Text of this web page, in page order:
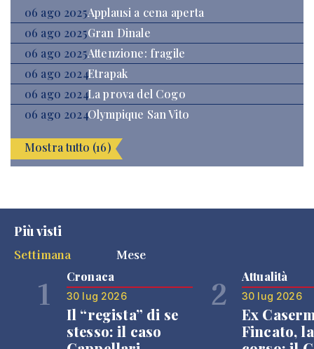
06 ago 2025Applausi a cena aperta
06 ago 2025Gran Dinale
06 ago 2025Attenzione: fragile
06 ago 2024Etrapak
06 ago 2024La prova del Cogo
06 ago 2024Olympique San Vito
Mostra tutto (16)
Più visti
Settimana
Mese
1 Cronaca
30 lug 2026
Il “regista” di se
stesso: il caso
2 Attualità
30 lug 2026
Ex
Fincato,